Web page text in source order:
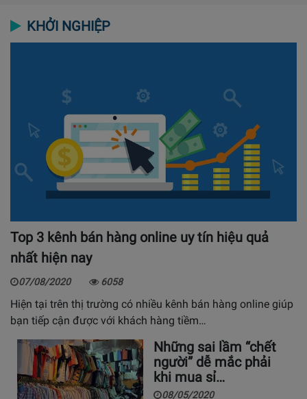
KHỞI NGHIỆP
Top 3 kênh bán hàng online uy tín hiệu quả
nhất hiện nay
07/08/2020 6058
Hiện tại trên thị trường có nhiều kênh bán hàng online giúp
bạn tiếp cận được với khách hàng tiềm…
Những sai lầm “chết
người” dễ mắc phải
khi mua sỉ…
08/05/2020